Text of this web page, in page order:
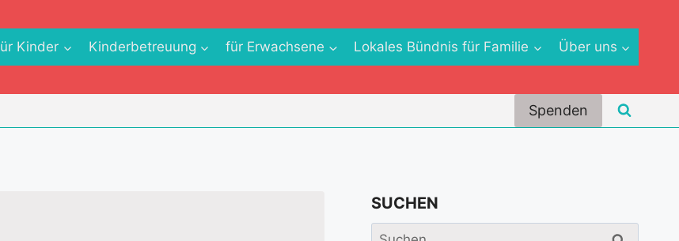
Kinder Kinderbetreuung für Erwachsene Lokales Bündnis für Familie Über uns
Spenden
SUCHEN
Suchen